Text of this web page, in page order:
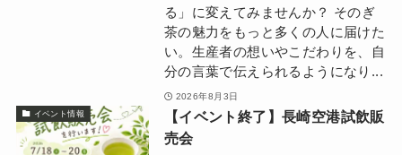
る」に変えてみませんか？ そのぎ
茶の魅力をもっと多くの人に届けた
い。生産者の想いやこだわりを、自
分の言葉で伝えられるようになり...
2026年8月3日
イベント情報
【イベント終了】長崎空港試飲販
売会